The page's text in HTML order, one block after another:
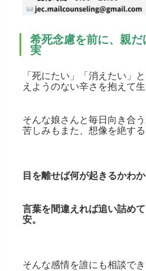
希死念慮を前に、親
実
「死にたい」「消えたい」
えようのない辛さを抱えて生
そんな娘さんと毎日向き合
苦しみもまた、想像を絶する
目を離せば何が起きるかわか
言葉を間違えれば追い詰め
安。
そんな感情を誰にも相談で